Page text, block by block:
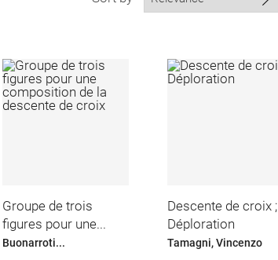
Groupe de trois
figures pour une...
Buonarroti...
Descente de croix ;
Déploration
Tamagni, Vincenzo